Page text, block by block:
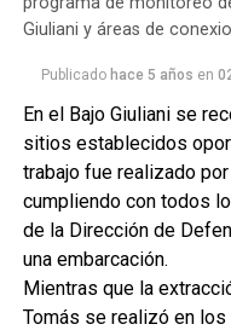
Giuliani y áreas de
Publicado hace 5 años en
En el Bajo Giuliani se
sitios establecidos
trabajo fue realizado
cumpliendo con todos
de la Dirección de
una embarcación.
Mientras que la
Tomás se realizó en